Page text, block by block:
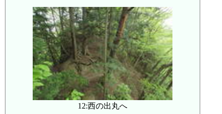
12:西の出丸へ